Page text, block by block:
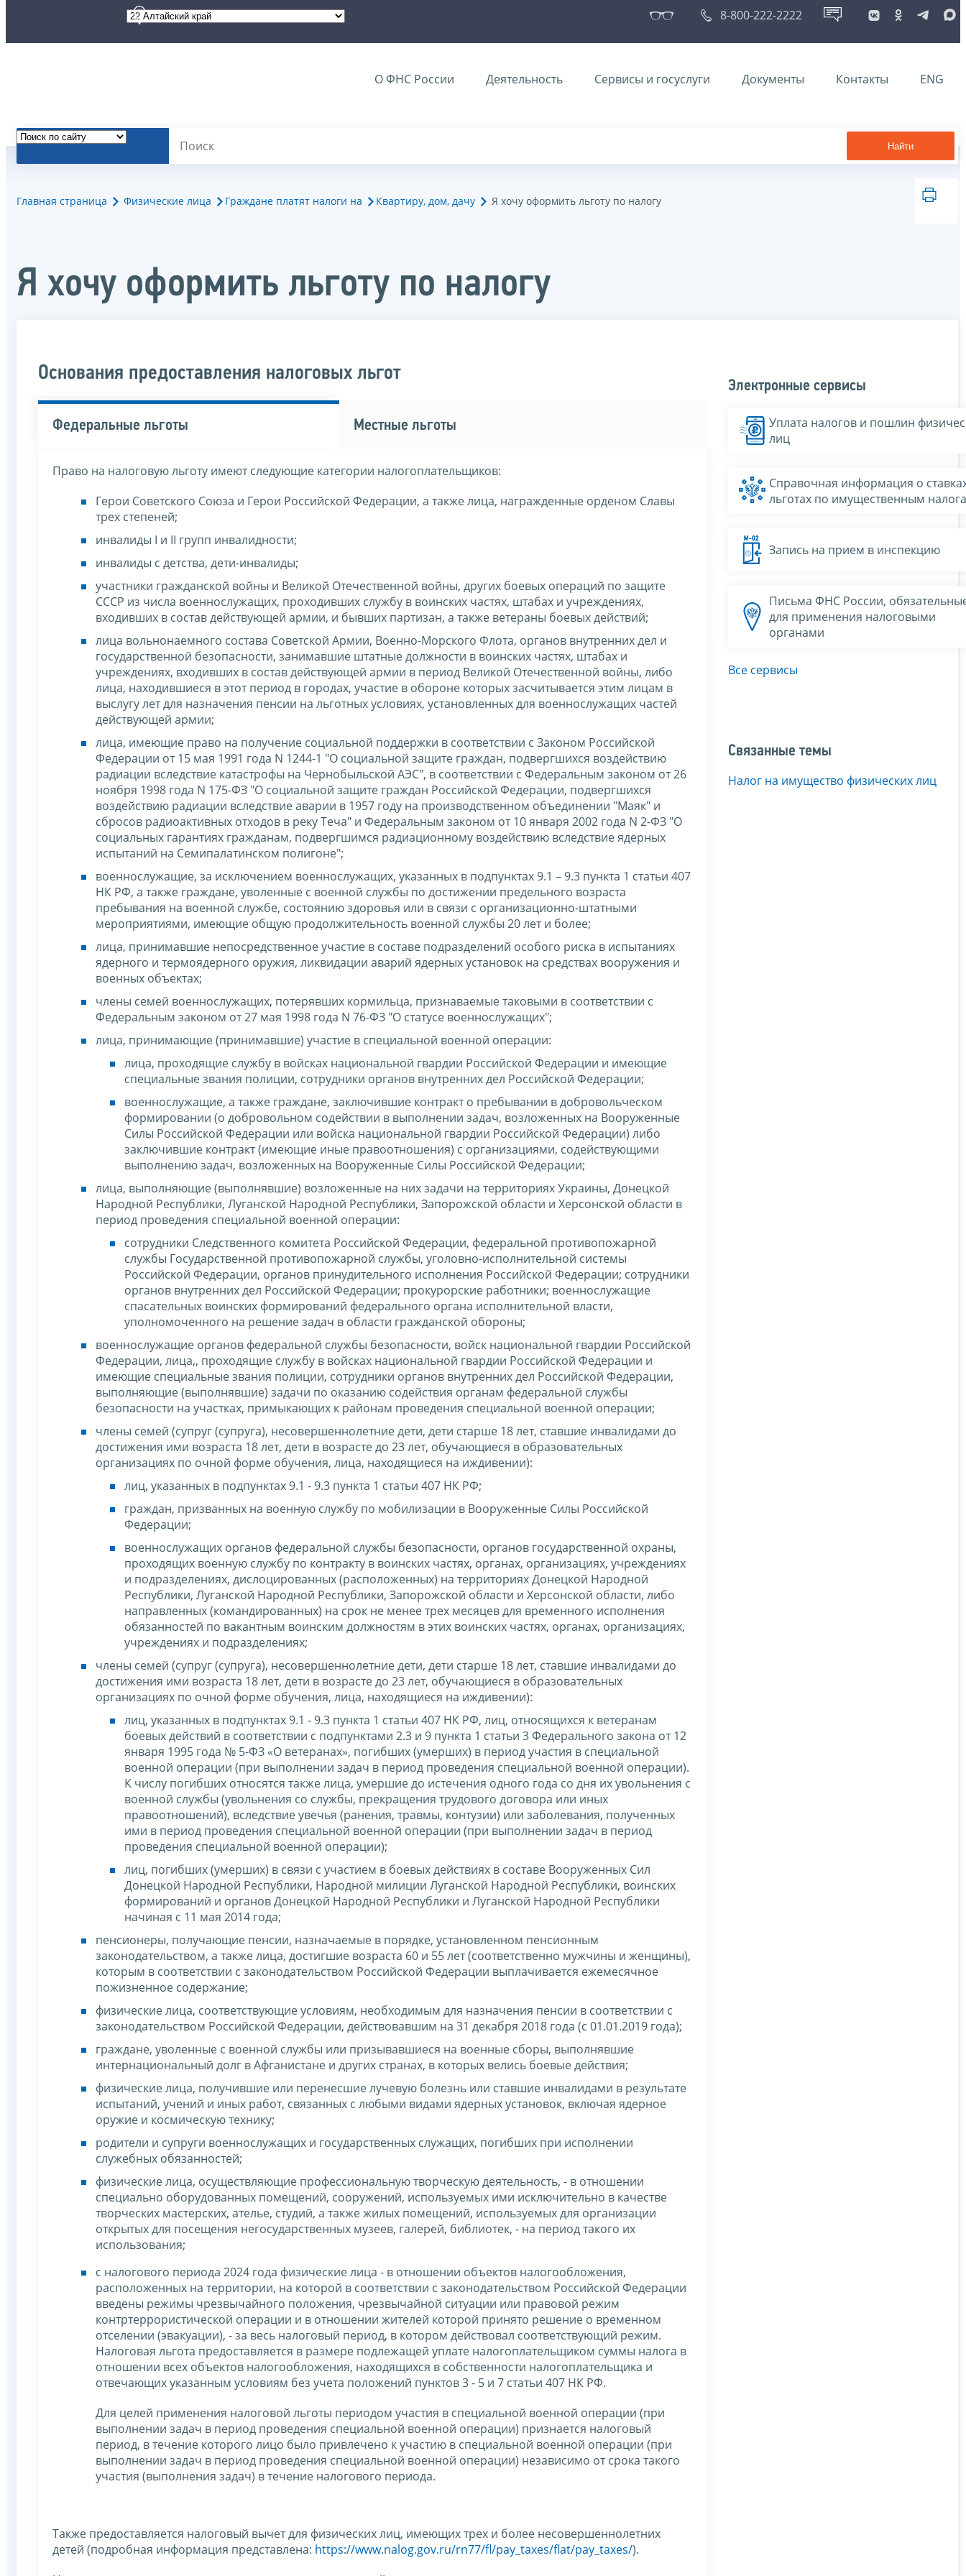
8-800-222-2222
О ФНС России Деятельность Сервисы и госуслуги Документы Контакты ENG
Найти
Главная страница Физические лица Граждане платят налоги на Квартиру, дом, дачу Я хочу оформить льготу по налогу
Я хочу оформить льготу по налогу
Основания предоставления налоговых льгот
Федеральные льготы Местные льготы
Право на налоговую льготу имеют следующие категории налогоплательщиков:
Герои Советского Союза и Герои Российской Федерации, а также лица, награжденные орденом Славы
трех степеней;
инвалиды I и II групп инвалидности;
инвалиды с детства, дети-инвалиды;
участники гражданской войны и Великой Отечественной войны, других боевых операций по защите
СССР из числа военнослужащих, проходивших службу в воинских частях, штабах и учреждениях,
входивших в состав действующей армии, и бывших партизан, а также ветераны боевых действий;
лица вольнонаемного состава Советской Армии, Военно-Морского Флота, органов внутренних дел и
государственной безопасности, занимавшие штатные должности в воинских частях, штабах и
учреждениях, входивших в состав действующей армии в период Великой Отечественной войны, либо
лица, находившиеся в этот период в городах, участие в обороне которых засчитывается этим лицам в
выслугу лет для назначения пенсии на льготных условиях, установленных для военнослужащих частей
действующей армии;
лица, имеющие право на получение социальной поддержки в соответствии с Законом Российской
Федерации от 15 мая 1991 года N 1244-1 "О социальной защите граждан, подвергшихся воздействию
радиации вследствие катастрофы на Чернобыльской АЭС", в соответствии с Федеральным законом от 26
ноября 1998 года N 175-ФЗ "О социальной защите граждан Российской Федерации, подвергшихся
воздействию радиации вследствие аварии в 1957 году на производственном объединении "Маяк" и
сбросов радиоактивных отходов в реку Теча" и Федеральным законом от 10 января 2002 года N 2-ФЗ "О
социальных гарантиях гражданам, подвергшимся радиационному воздействию вследствие ядерных
испытаний на Семипалатинском полигоне";
военнослужащие, за исключением военнослужащих, указанных в подпунктах 9.1 – 9.3 пункта 1 статьи 407
НК РФ, а также граждане, уволенные с военной службы по достижении предельного возраста
пребывания на военной службе, состоянию здоровья или в связи с организационно-штатными
мероприятиями, имеющие общую продолжительность военной службы 20 лет и более;
лица, принимавшие непосредственное участие в составе подразделений особого риска в испытаниях
ядерного и термоядерного оружия, ликвидации аварий ядерных установок на средствах вооружения и
военных объектах;
члены семей военнослужащих, потерявших кормильца, признаваемые таковыми в соответствии с
Федеральным законом от 27 мая 1998 года N 76-ФЗ "О статусе военнослужащих";
лица, принимающие (принимавшие) участие в специальной военной операции:
лица, проходящие службу в войсках национальной гвардии Российской Федерации и имеющие
специальные звания полиции, сотрудники органов внутренних дел Российской Федерации;
военнослужащие, а также граждане, заключившие контракт о пребывании в добровольческом
формировании (о добровольном содействии в выполнении задач, возложенных на Вооруженные
Силы Российской Федерации или войска национальной гвардии Российской Федерации) либо
заключившие контракт (имеющие иные правоотношения) с организациями, содействующими
выполнению задач, возложенных на Вооруженные Силы Российской Федерации;
лица, выполняющие (выполнявшие) возложенные на них задачи на территориях Украины, Донецкой
Народной Республики, Луганской Народной Республики, Запорожской области и Херсонской области в
период проведения специальной военной операции:
сотрудники Следственного комитета Российской Федерации, федеральной противопожарной
службы Государственной противопожарной службы, уголовно-исполнительной системы
Российской Федерации, органов принудительного исполнения Российской Федерации; сотрудники
органов внутренних дел Российской Федерации; прокурорские работники; военнослужащие
спасательных воинских формирований федерального органа исполнительной власти,
уполномоченного на решение задач в области гражданской обороны;
военнослужащие органов федеральной службы безопасности, войск национальной гвардии Российской
Федерации, лица,, проходящие службу в войсках национальной гвардии Российской Федерации и
имеющие специальные звания полиции, сотрудники органов внутренних дел Российской Федерации,
выполняющие (выполнявшие) задачи по оказанию содействия органам федеральной службы
безопасности на участках, примыкающих к районам проведения специальной военной операции;
члены семей (супруг (супруга), несовершеннолетние дети, дети старше 18 лет, ставшие инвалидами до
достижения ими возраста 18 лет, дети в возрасте до 23 лет, обучающиеся в образовательных
организациях по очной форме обучения, лица, находящиеся на иждивении):
лиц, указанных в подпунктах 9.1 - 9.3 пункта 1 статьи 407 НК РФ;
граждан, призванных на военную службу по мобилизации в Вооруженные Силы Российской
Федерации;
военнослужащих органов федеральной службы безопасности, органов государственной охраны,
проходящих военную службу по контракту в воинских частях, органах, организациях, учреждениях
и подразделениях, дислоцированных (расположенных) на территориях Донецкой Народной
Республики, Луганской Народной Республики, Запорожской области и Херсонской области, либо
направленных (командированных) на срок не менее трех месяцев для временного исполнения
обязанностей по вакантным воинским должностям в этих воинских частях, органах, организациях,
учреждениях и подразделениях;
члены семей (супруг (супруга), несовершеннолетние дети, дети старше 18 лет, ставшие инвалидами до
достижения ими возраста 18 лет, дети в возрасте до 23 лет, обучающиеся в образовательных
организациях по очной форме обучения, лица, находящиеся на иждивении):
лиц, указанных в подпунктах 9.1 - 9.3 пункта 1 статьи 407 НК РФ, лиц, относящихся к ветеранам
боевых действий в соответствии с подпунктами 2.3 и 9 пункта 1 статьи 3 Федерального закона от 12
января 1995 года № 5-ФЗ «О ветеранах», погибших (умерших) в период участия в специальной
военной операции (при выполнении задач в период проведения специальной военной операции).
К числу погибших относятся также лица, умершие до истечения одного года со дня их увольнения с
военной службы (увольнения со службы, прекращения трудового договора или иных
правоотношений), вследствие увечья (ранения, травмы, контузии) или заболевания, полученных
ими в период проведения специальной военной операции (при выполнении задач в период
проведения специальной военной операции);
лиц, погибших (умерших) в связи с участием в боевых действиях в составе Вооруженных Сил
Донецкой Народной Республики, Народной милиции Луганской Народной Республики, воинских
формирований и органов Донецкой Народной Республики и Луганской Народной Республики
начиная с 11 мая 2014 года;
пенсионеры, получающие пенсии, назначаемые в порядке, установленном пенсионным
законодательством, а также лица, достигшие возраста 60 и 55 лет (соответственно мужчины и женщины),
которым в соответствии с законодательством Российской Федерации выплачивается ежемесячное
пожизненное содержание;
физические лица, соответствующие условиям, необходимым для назначения пенсии в соответствии с
законодательством Российской Федерации, действовавшим на 31 декабря 2018 года (с 01.01.2019 года);
граждане, уволенные с военной службы или призывавшиеся на военные сборы, выполнявшие
интернациональный долг в Афганистане и других странах, в которых велись боевые действия;
физические лица, получившие или перенесшие лучевую болезнь или ставшие инвалидами в результате
испытаний, учений и иных работ, связанных с любыми видами ядерных установок, включая ядерное
оружие и космическую технику;
родители и супруги военнослужащих и государственных служащих, погибших при исполнении
служебных обязанностей;
физические лица, осуществляющие профессиональную творческую деятельность, - в отношении
специально оборудованных помещений, сооружений, используемых ими исключительно в качестве
творческих мастерских, ателье, студий, а также жилых помещений, используемых для организации
открытых для посещения негосударственных музеев, галерей, библиотек, - на период такого их
использования;
с налогового периода 2024 года физические лица - в отношении объектов налогообложения,
расположенных на территории, на которой в соответствии с законодательством Российской Федерации
введены режимы чрезвычайного положения, чрезвычайной ситуации или правовой режим
контртеррористической операции и в отношении жителей которой принято решение о временном
отселении (эвакуации), - за весь налоговый период, в котором действовал соответствующий режим.
Налоговая льгота предоставляется в размере подлежащей уплате налогоплательщиком суммы налога в
отношении всех объектов налогообложения, находящихся в собственности налогоплательщика и
отвечающих указанным условиям без учета положений пунктов 3 - 5 и 7 статьи 407 НК РФ.
Для целей применения налоговой льготы периодом участия в специальной военной операции (при
выполнении задач в период проведения специальной военной операции) признается налоговый
период, в течение которого лицо было привлечено к участию в специальной военной операции (при
выполнении задач в период проведения специальной военной операции) независимо от срока такого
участия (выполнения задач) в течение налогового периода.
Также предоставляется налоговый вычет для физических лиц, имеющих трех и более несовершеннолетних
детей (подробная информация представлена: https://www.nalog.gov.ru/rn77/fl/pay_taxes/flat/pay_taxes/).
Электронные сервисы
Уплата налогов и пошлин
лиц
Справочная информация о
льготах по имущественным
Запись на прием в инспекцию
Письма ФНС России,
для применения налоговыми
органами
Все сервисы
Связанные темы
Налог на имущество физических лиц